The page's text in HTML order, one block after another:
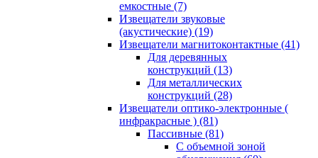
емкостные (7)
Извещатели звуковые
(акустические) (19)
Извещатели магнитоконтактные (41)
Для деревянных
конструкций (13)
Для металлических
конструкций (28)
Извещатели оптико-электронные (
инфракрасные ) (81)
Пассивные (81)
С объемной зоной